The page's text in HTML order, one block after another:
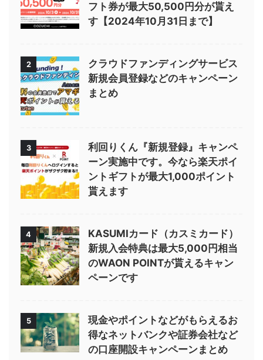
フト券が最大50,500円分が貰え
す【2024年10月31日まで】
2
クラウドファンディングサービス
新規会員登録などのキャンペーン
まとめ
3
利回りくん『新規登録』キャンペ
ーン実施中です。今なら楽天ポイ
ントギフトが最大1,000ポイント
貰えます
4
KASUMIカード（カスミカード）
新規入会特典は最大5,000円相当
のWAON POINTが貰えるキャン
ペーンです
5
現金やポイントなどがもらえるお
得なネットバンクや証券会社など
の口座開設キャンペーンまとめ